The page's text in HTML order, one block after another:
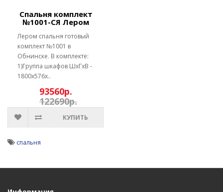
Спальня комплект
№1001-СЯ Лером
Лером спальня готовый
комплект №1001 в
Обнинске. В комплекте:
1)Группа шкафов ШхГхВ -
1800х576х..
93560р.
122690р.
КУПИТЬ
спальня